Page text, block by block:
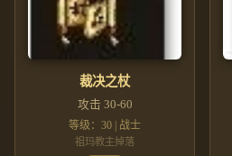
裁决之杖
攻击 30-60
等级：30 | 战士
祖玛教主掉落